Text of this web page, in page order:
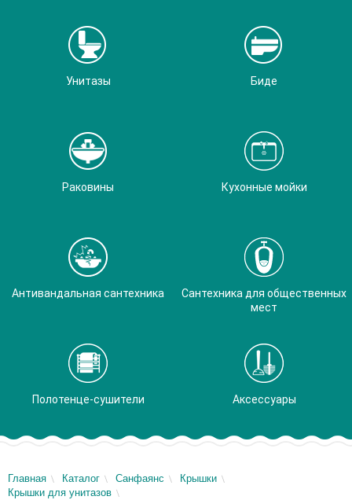
Унитазы Биде
Раковины Кухонные мойки
Антивандальная сантехника
Сантехника для общественных
мест
Полотенце-сушители Аксессуары
Главная Каталог Санфаянс
Крышки
Крышки для унитазов